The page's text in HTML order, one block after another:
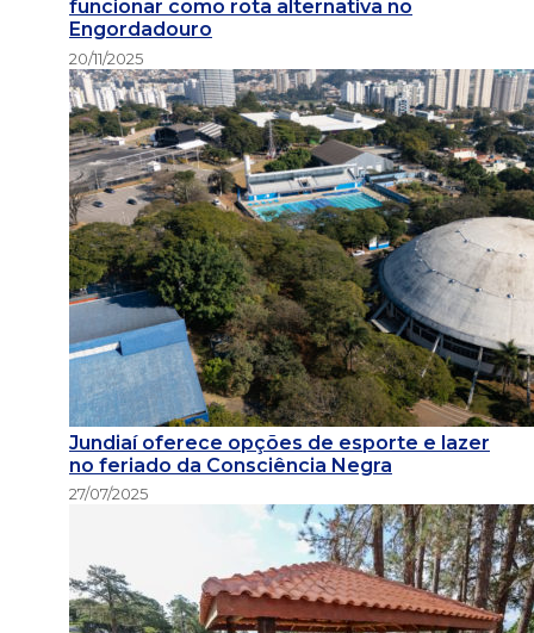
funcionar como rota alternativa no
Engordadouro
20/11/2025
Jundiaí oferece opções de esporte e lazer
no feriado da Consciência Negra
27/07/2025